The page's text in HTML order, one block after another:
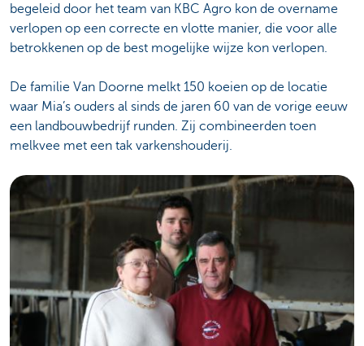
begeleid door het team van KBC Agro kon de overname
verlopen op een correcte en vlotte manier, die voor alle
betrokkenen op de best mogelijke wijze kon verlopen.
De familie Van Doorne melkt 150 koeien op de locatie
waar Mia’s ouders al sinds de jaren 60 van de vorige eeuw
een landbouwbedrijf runden. Zij combineerden toen
melkvee met een tak varkenshouderij.